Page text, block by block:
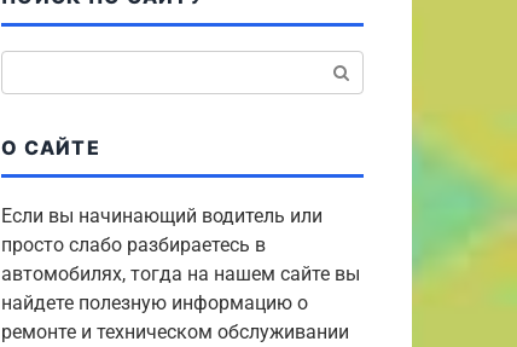
О САЙТЕ
Если вы начинающий водитель или
просто слабо разбираетесь в
автомобилях, тогда на нашем сайте вы
найдете полезную информацию о
ремонте и техническом обслуживании